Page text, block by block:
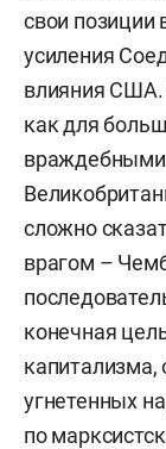
свои позиции
усиления
влияния США.
как для
враждебными
сложно
врагом –
конечная
капитализма,
угнетенных
по